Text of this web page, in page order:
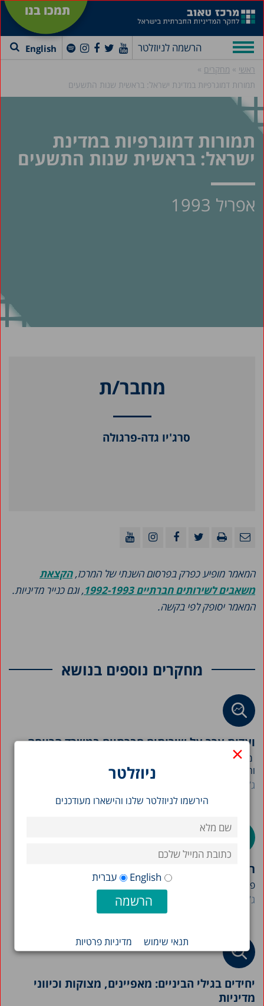
תמכו בנו
הרשמה לניוזלטר English
×
ניוזלטר
הירשמו לניוזלטר שלנו והישארו מעודכנים
English עברית
תנאי שימוש מדיניות פרטיות
ראשי » מחקרים »
תמורות דמוגרפיות במדינת ישראל: בראשית שנות התשעים
תמורות דמוגרפיות במדינת
ישראל: בראשית שנות התשעים
אפריל 1993
מחבר/ת
סרג'יו גדה-פרגולה
המאמר מופיע כפרק בפרסום השנתי של המרכז,הקצאת
משאבים לשירותים חברתיים 1992-1993
, וגם כנייר מדיניות.
המאמר יסופק לפי בקשה.
מחקרים נוספים בנושא
ועדות ערר על שירותים חברתיים במשרד הרווחה
מערך ועדות הערר על שירותים חברתיים במשרד הרווחה
והביטחון...
ג’וני גל
רווחה וצל מלחמה
פרק רווחה בדו"ח מצב המדינה לשנת 2025: חוקרי מרכז...
ג’וני גל יעל עובדיה
יחידים בגילי הביניים: מאפיינים, מצוקות וכיווני
מדיניות